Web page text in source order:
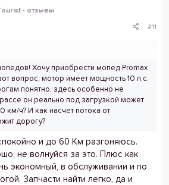
- отзывы
#11
Хочу приобрести мопед Promax
вопрос, мотор имеет мощность 10 л.с.
понятно, здесь особенно не
он реально под загрузкой может
км/ч? И как насчет потока от
дорогу?
и до 60 Км разгоняюсь.
не волнуйся за это. Плюс как
экономный, в обслуживании и по
Запчасти найти легко, да и